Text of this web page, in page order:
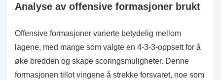
Analyse av offensive formasjoner brukt
Offensive formasjoner varierte betydelig mellom
lagene, med mange som valgte en 4-3-3-oppsett for å
øke bredden og skape scoringsmuligheter. Denne
formasjonen tillot vingene å strekke forsvaret, noe som